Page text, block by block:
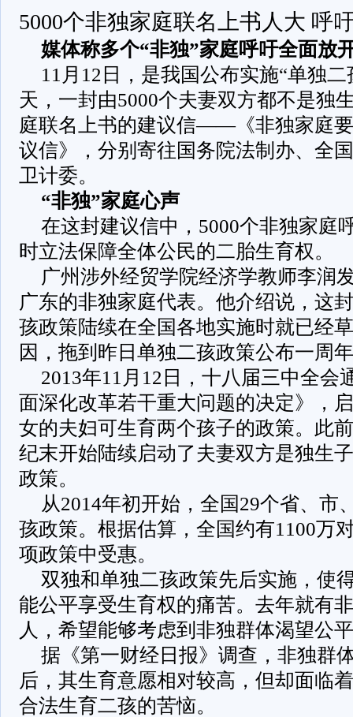
5000个非独家庭联名上书人大 呼
媒体称多个“非独”家庭呼吁全面放
11月12日，是我国公布实施“单独
天，一封由5000个夫妻双方都不是独
庭联名上书的建议信——《非独家庭
议信》，分别寄往国务院法制办、全
卫计委。
“非独”家庭心声
在这封建议信中，5000个非独家庭
时立法保障全体公民的二胎生育权。
广州涉外经贸学院经济学教师李润
广东的非独家庭代表。他介绍说，这
孩政策陆续在全国各地实施时就已经
因，拖到昨日单独二孩政策公布一周
2013年11月12日，十八届三中全会
面深化改革若干重大问题的决定》，
女的夫妇可生育两个孩子的政策。此
纪末开始陆续启动了夫妻双方是独生
政策。
从2014年初开始，全国29个省、市
孩政策。根据估算，全国约有1100万
项政策中受惠。
双独和单独二孩政策先后实施，使
能公平享受生育权的痛苦。去年就有
人，希望能够考虑到非独群体渴望公
据《第一财经日报》调查，非独群
后，其生育意愿相对较高，但却面临
合法生育二孩的苦恼。